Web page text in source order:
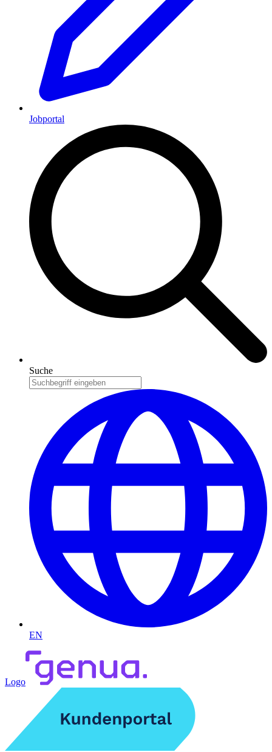
Jobportal
Suche
EN
Logo